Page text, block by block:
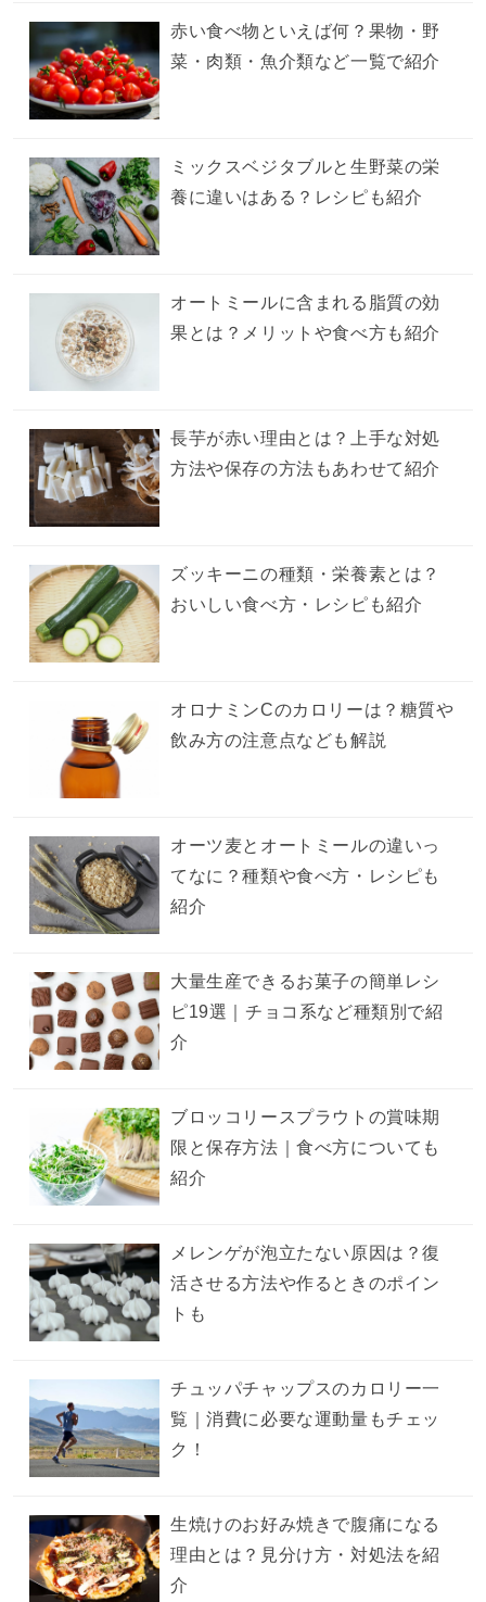
赤い食べ物といえば何？果物・野
菜・肉類・魚介類など一覧で紹介
ミックスベジタブルと生野菜の栄
養に違いはある？レシピも紹介
オートミールに含まれる脂質の効
果とは？メリットや食べ方も紹介
長芋が赤い理由とは？上手な対処
方法や保存の方法もあわせて紹介
ズッキーニの種類・栄養素とは？
おいしい食べ方・レシピも紹介
オロナミンCのカロリーは？糖質や
飲み方の注意点なども解説
オーツ麦とオートミールの違いっ
てなに？種類や食べ方・レシピも
紹介
大量生産できるお菓子の簡単レシ
ピ19選｜チョコ系など種類別で紹
介
ブロッコリースプラウトの賞味期
限と保存方法｜食べ方についても
紹介
メレンゲが泡立たない原因は？復
活させる方法や作るときのポイン
トも
チュッパチャップスのカロリー一
覧｜消費に必要な運動量もチェッ
ク！
生焼けのお好み焼きで腹痛になる
理由とは？見分け方・対処法を紹
介